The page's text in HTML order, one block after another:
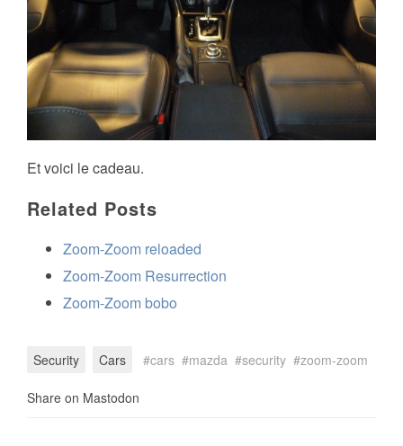
Et voici le cadeau.
Related Posts
Zoom-Zoom reloaded
Zoom-Zoom Resurrection
Zoom-Zoom bobo
Security Cars cars mazda security zoom-zoom
Share on Mastodon